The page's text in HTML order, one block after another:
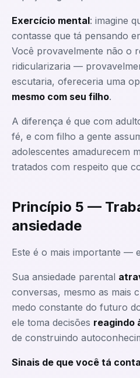
Exercício mental: imagine
contasse que tá pensando
Você provavelmente não o
ridicularizaria —
escutaria, ofereceria uma
mesmo com seu filho.
A diferença é que com
fé, e com filho a gente
adolescentes amadurecem
tratados com respeito que
Princípio 5 —
ansiedade
Este é o mais importante —
Sua ansiedade parental
conversas, mesmo as mais
medo constante do futuro
ele toma decisões reagindo
de construindo
Sinais de que você tá